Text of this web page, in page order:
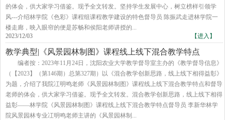
的体会，供大家学习借鉴。现予全文转发。坚持学生发展中心，树立榜样引领学
风---介绍林学院《色彩》课程组课程教学建设的特色督导员 陈振武走进林学院一
楼走廊，映入眼帘的便是苏畅和侯阳老师讲授的...
【进入】
2023/12/03
教学典型|《风景园林制图》课程线上线下混合教学特点
编者按：2023年11月24日，沈阳农业大学教学督导室主办的《教学督导信息》
（【2023】（第146期）总第327期）以《混合教学创新思路，线上线下相得益彰》
为题，介绍了我院冮明鸣老师《风景园林制图》课程线上线下混合教学特点和督导
老师的体会，供大家学习借鉴。现予全文转发。混合教学创新思路，线上线下相得
益彰——林学院《风景园林制图》课程线上线下混合教学特点督导员 李新华林学
院风景园林专业冮明鸣老师主讲的《风景园林制...